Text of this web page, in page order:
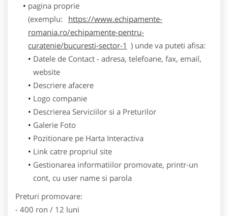
pagina proprie
(exemplu:
https://www.echipamente-
romania.ro/echipamente-pentru-
curatenie/bucuresti-sector-1 ) unde va puteti afisa:
Datele de Contact - adresa, telefoane, fax, email,
website
Descriere afacere
Logo companie
Descrierea Serviciilor si a Preturilor
Galerie Foto
Pozitionare pe Harta Interactiva
Link catre propriul site
Gestionarea informatiilor promovate, printr-un
cont, cu user name si parola
Preturi promovare:
- 400 ron / 12 luni